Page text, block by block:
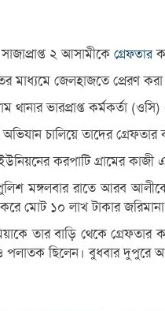
২ আসামীকে গ্রেফতার
জেলহাজতে প্রেরণ করা
থানার ভারপ্রাপ্ত কর্মকর্তা
চালিয়ে তাদের
করপাটি গ্রামের
মঙ্গলবার রাতে আরব
মোট ১০ লাখ টাকার
তার বাড়ি থেকে গ্রেফতার
পলাতক ছিলেন। বুধবার